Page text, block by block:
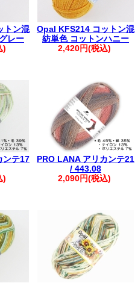
トン混
レー
)
Opal KFS214 コットン混
紡単色 コットンハニー
2,420円(税込)
ンテ17
)
PRO LANA アリカンテ21
/ 443.08
2,090円(税込)